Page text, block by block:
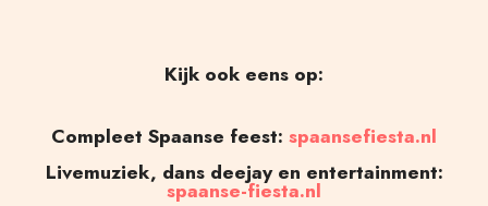
Kijk ook eens op:
Compleet Spaanse feest: spaansefiesta.nl
Livemuziek, dans deejay en entertainment:
spaanse-fiesta.nl